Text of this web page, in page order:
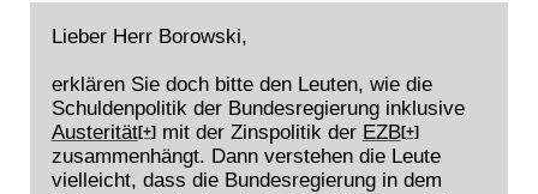
Lieber Herr Borowski,
erklären Sie doch bitte den Leuten, wie die
Schuldenpolitik der Bundesregierung inklusive
Austerität[+]mit der Zinspolitik der EZB[+]
zusammenhängt. Dann verstehen die Leute
vielleicht, dass die Bundesregierung in dem